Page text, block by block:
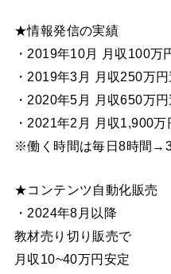
★情報発信の実績
・2019年10月 月収100万
・2019年3月 月収250万
・2020年5月 月収650万
・2021年2月 月収1,900万
※働く時間は毎日8時間
★コンテンツ自動化販売
・2024年8月以降
教材売り切り販売で
月収10~40万円安定